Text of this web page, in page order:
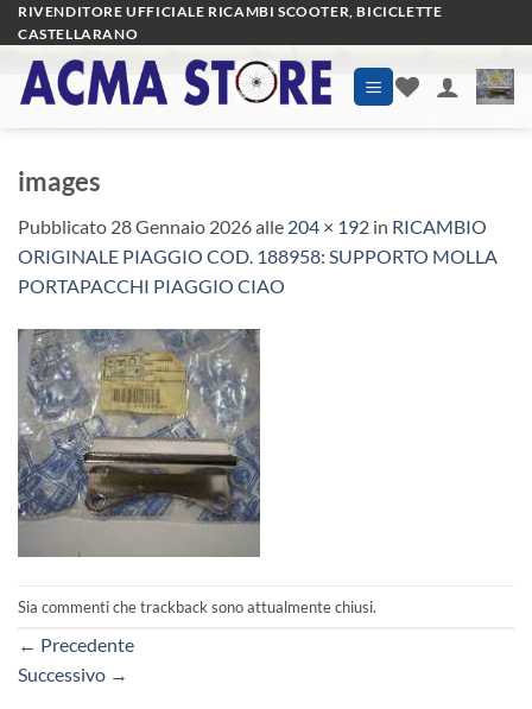
Salta
ai
contenuti
RIVENDITORE UFFICIALE RICAMBI SCOOTER, BICICLETTE
CASTELLARANO
images
Pubblicato 28 Gennaio 2026alle 204 × 192 in RICAMBIO
ORIGINALE PIAGGIO COD. 188958: SUPPORTO MOLLA
PORTAPACCHI PIAGGIO CIAO
Sia commenti che trackback sono attualmente chiusi.
← Precedente
Successivo →